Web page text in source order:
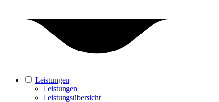
Leistungen
Leistungen
Leistungsübersicht